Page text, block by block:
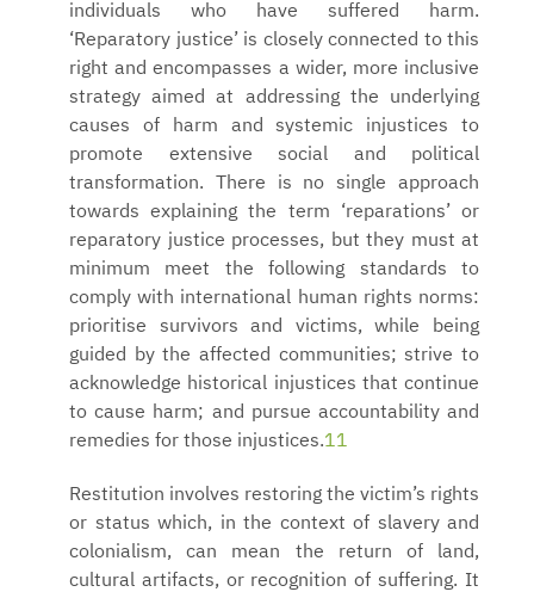
individuals who have suffered harm.
‘Reparatory justice’ is closely connected to this
right and encompasses a wider, more inclusive
strategy aimed at addressing the underlying
causes of harm and systemic injustices to
promote extensive social and political
transformation. There is no single approach
towards explaining the term ‘reparations’ or
reparatory justice processes, but they must at
minimum meet the following standards to
comply with international human rights norms:
prioritise survivors and victims, while being
guided by the affected communities; strive to
acknowledge historical injustices that continue
to cause harm; and pursue accountability and
remedies for those injustices.11
Restitution involves restoring the victim’s rights
or status which, in the context of slavery and
colonialism, can mean the return of land,
cultural artifacts, or recognition of suffering. It